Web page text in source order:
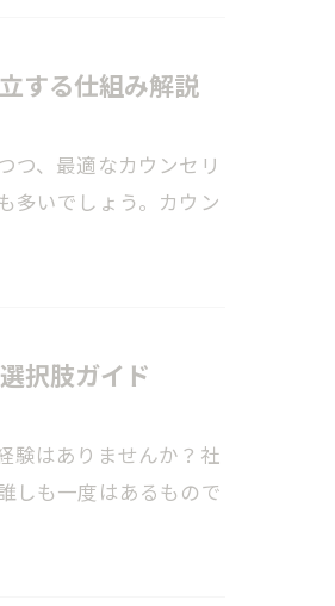
する仕組み解説
つ、最適なカウンセリ
多いでしょう。カウン
択肢ガイド
験はありませんか？社
しも一度はあるもので